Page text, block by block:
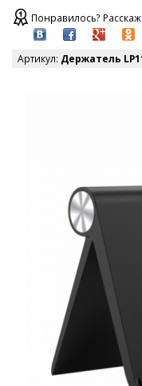
Понравилось?
Артикул: Держатель